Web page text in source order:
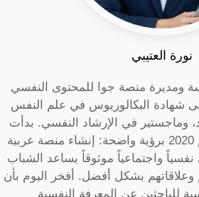
نورة العتيبي
ومديرة منصة جوا للمحتوى النفسي
شهادة البكالوريوس في علم النفس
وماجستير في الإرشاد النفسي. بدأت
رحلتي مع جوا في عام 2020 برؤية واضحة: إنشاء منصة عربية
واجتماعياً موثوقاً يساعد الشباب
وعلاقاتهم بشكل أفضل. أفخر اليوم بأن
للباحثين عن المعرفة النفسية